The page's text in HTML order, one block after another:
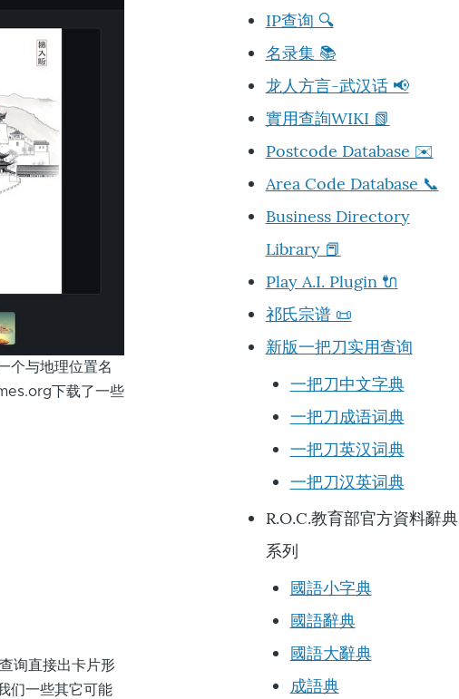
个与地理位置名
下载了一些
询直接出卡片形
们一些其它可能
IP查询 🔍
名录集 📚
龙人方言-武汉话 📢
實用查詢WIKI 📗
Postcode Database ✉️
Area Code Database 📞
Business Directory
Library 📕
Play A.I. Plugin 🔌
祁氏宗谱 📜
新版一把刀实用查询
一把刀中文字典
一把刀成语词典
一把刀英汉词典
一把刀汉英词典
R.O.C.教育部官方資料辭典
系列
國語小字典
國語辭典
國語大辭典
成語典